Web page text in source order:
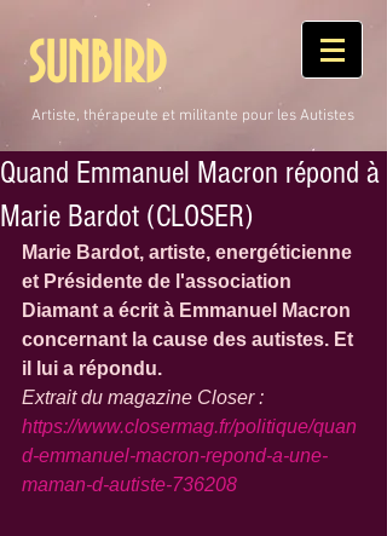
SUNBIRD
Artiste, thérapeute et militante pour les Autistes
Quand Emmanuel Macron répond à
Marie Bardot (CLOSER)
Marie Bardot, artiste, energéticienne
et Présidente de l'association
Diamant a écrit à Emmanuel Macron
concernant la cause des autistes. Et
il lui a répondu.
Extrait du magazine Closer :
https://www.closermag.fr/politique/quan
d-emmanuel-macron-repond-a-une-
maman-d-autiste-736208